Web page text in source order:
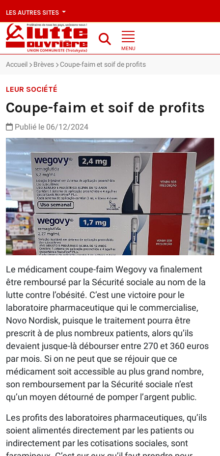
LES AUTRES SITES
MENU
Accueil Brèves Coupe-faim et soif de profits
LEUR SOCIÉTÉ
Coupe-faim et soif de profits
Publié le 06/12/2024
Le médicament coupe-faim Wegovy va finalement
être remboursé par la Sécurité sociale au nom de la
lutte contre l’obésité. C’est une victoire pour le
laboratoire pharmaceutique qui le commercialise,
Novo Nordisk, puisque le traitement pourra être
prescrit à de plus nombreux patients, alors qu’ils
devaient jusque-là débourser entre 270 et 360 euros
par mois. Si on ne peut que se réjouir que ce
médicament soit accessible au plus grand nombre,
son remboursement par la Sécurité sociale n’est
qu’un moyen détourné de pomper l’argent public.
Les profits des laboratoires pharmaceutiques, qu’ils
soient alimentés directement par les patients ou
indirectement par les cotisations sociales, sont